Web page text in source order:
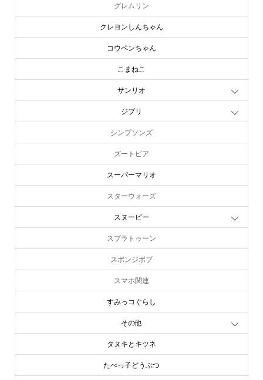
グレムリン
クレヨンしんちゃん
コウペンちゃん
こまねこ
サンリオ
ジブリ
シンプソンズ
ズートピア
スーパーマリオ
スターウォーズ
スヌーピー
スプラトゥーン
スポンジボブ
スマホ関連
すみっコぐらし
その他
タヌキとキツネ
たべっ子どうぶつ